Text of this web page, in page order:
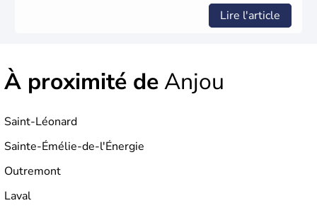
Lire l'article
À proximité deAnjou
Saint-Léonard
Sainte-Émélie-de-l'Énergie
Outremont
Laval